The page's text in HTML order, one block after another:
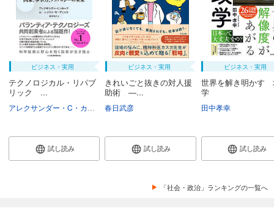
ビジネス・実用
テクノロジカル・リパブ
リック ...
アレクサンダー・C・カープ ニコラス・W・ザミスカ 村井章子
試し読み
ビジネス・実用
きれいごと抜きの対人援
助術 ―...
春日武彦
試し読み
ビジネス・実用
世界を解き明かす
学
田中孝幸
試し読み
「社会・政治」ランキングの一覧へ